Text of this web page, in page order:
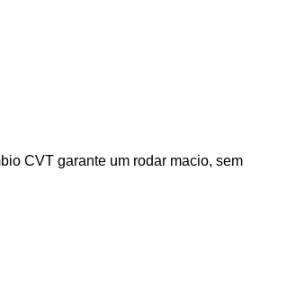
CVT garante um rodar macio, sem